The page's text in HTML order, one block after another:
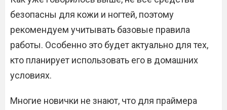
безопасны для кожи и ногтей, поэтому
рекомендуем учитывать базовые правила
работы. Особенно это будет актуально для тех,
кто планирует использовать его в домашних
условиях.
Многие новички не знают, что для праймера